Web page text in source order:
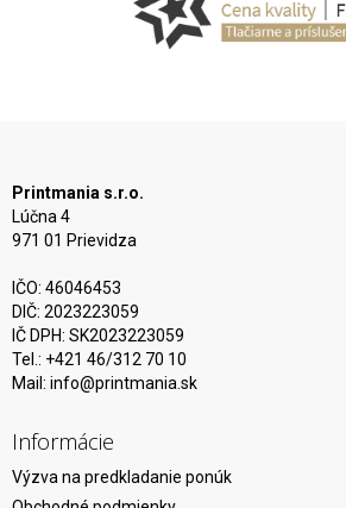
Printmania s.r.o.
Lúčna 4
971 01 Prievidza
IČO: 46046453
DIČ: 2023223059
IČ DPH: SK2023223059
Tel.: +421 46/312 70 10
Mail: info@printmania.sk
Informácie
Výzva na predkladanie ponúk